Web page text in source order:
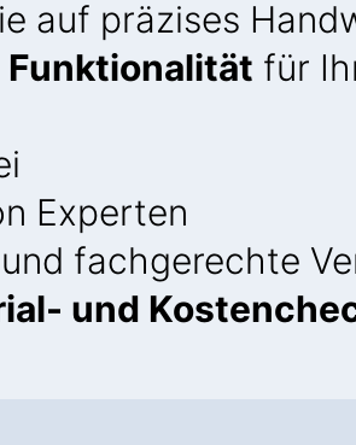
auf präzises
für
Experten
fachgerechte
und